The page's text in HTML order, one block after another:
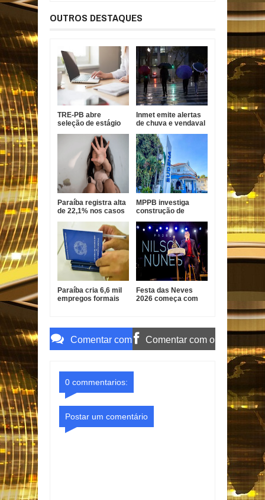
OUTROS DESTAQUES
TRE-PB abre
seleção de estágio
com bolsa de R$ 1,8
Inmet emite alertas
de chuva e vendaval
Paraíba
Paraíba registra alta
de 22,1% nos casos
vulnerável
MPPB investiga
construção de
Gurinhém por
suspeita de
irregularidades
Paraíba cria 6,6 mil
empregos formais
Festa das Neves
2026 começa com
Comentar com Comentar com o
0 commentarios:
Postar um comentário